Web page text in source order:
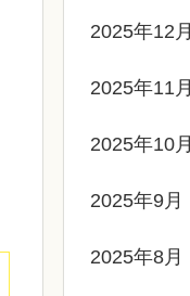
2025年12月
2025年11月
2025年10月
2025年9月
2025年8月